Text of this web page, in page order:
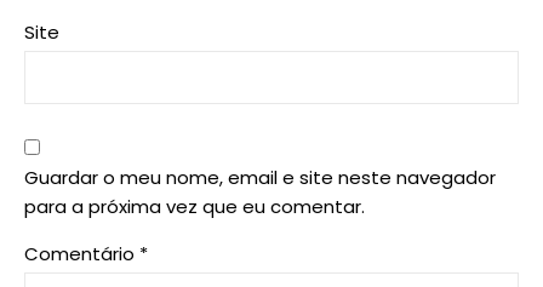
Site
Guardar o meu nome, email e site neste navegador
para a próxima vez que eu comentar.
Comentário *